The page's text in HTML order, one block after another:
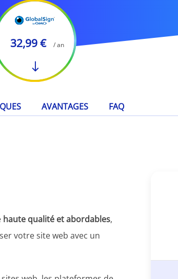
32,99 € / an
AVANTAGES FAQ
haute qualité et abordables,
votre site web avec un